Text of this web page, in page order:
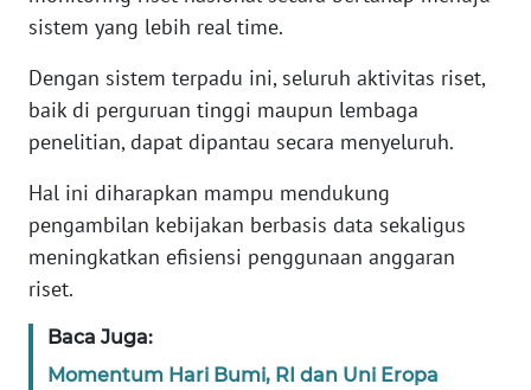
sistem yang lebih real time.
Dengan sistem terpadu ini, seluruh aktivitas riset,
baik di perguruan tinggi maupun lembaga
penelitian, dapat dipantau secara menyeluruh.
Hal ini diharapkan mampu mendukung
pengambilan kebijakan berbasis data sekaligus
meningkatkan efisiensi penggunaan anggaran
riset.
Baca Juga:
Momentum Hari Bumi, RI dan Uni Eropa
REDAKSI
KARIR
DISCLAIMER
Wahana
News
Regional
SUMUT